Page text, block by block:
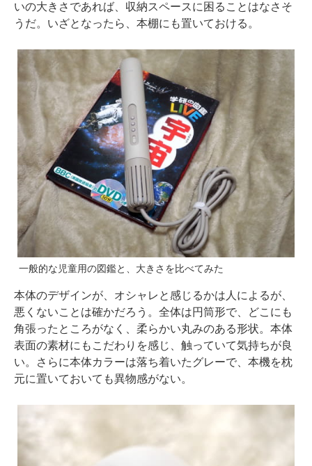
いの大きさであれば、収納スペースに困ることはなさそ
うだ。いざとなったら、本棚にも置いておける。
一般的な児童用の図鑑と、大きさを比べてみた
本体のデザインが、オシャレと感じるかは人によるが、
悪くないことは確かだろう。全体は円筒形で、どこにも
角張ったところがなく、柔らかい丸みのある形状。本体
表面の素材にもこだわりを感じ、触っていて気持ちが良
い。さらに本体カラーは落ち着いたグレーで、本機を枕
元に置いておいても異物感がない。